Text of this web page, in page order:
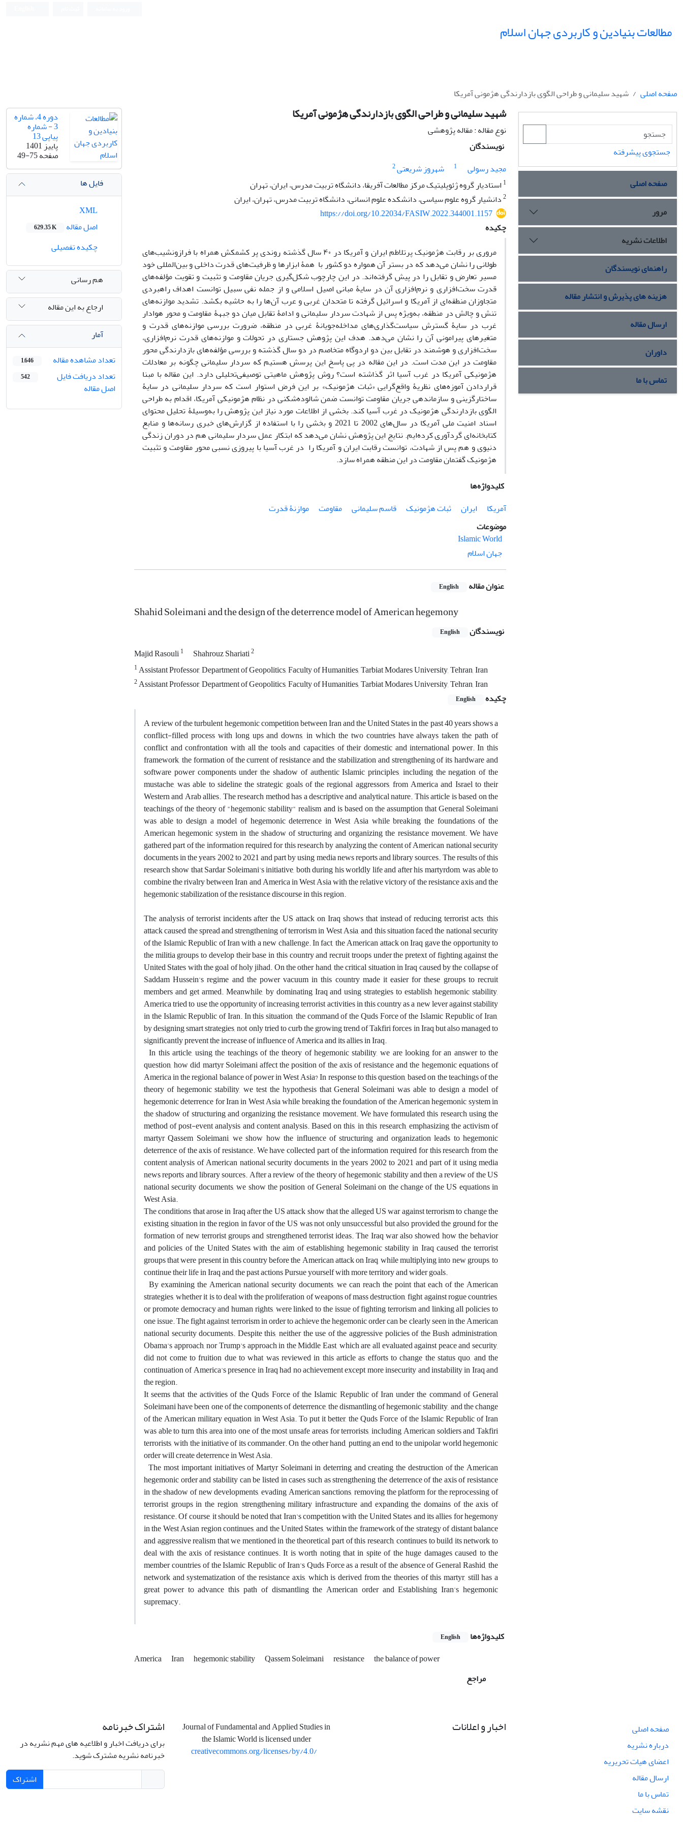
مطالعات بنیادین و کاربردی جهان اسلام
صفحه اصلی شهید سلیمانی و طراحی الگوی بازدارندگی هژمونی آمریکا
شهید سلیمانی و طراحی الگوی بازدارندگی هژمونی آمریکا
نوع مقاله : مقاله پژوهشی
نویسندگان
مجید رسولی
1 شهروز شریعتی2
1 استادیار گروه ژئوپلیتیک مرکز مطالعات آفریقا، دانشگاه تربیت مدرس، ایران، تهران
2دانشیار گروه علوم سیاسی، دانشکده علوم انسانی، دانشگاه تربیت مدرس، تهران، ایران
https://doi.org/10.22034/FASIW.2022.344001.1157
چکیده
مروری بر رقابت هژمونیک پرتلاطم ایران و آمریکا در ۴۰ سال گذشته روندی پر کشمکش همراه با فرازونشیب‌های
طولانی را نشان می‌دهد که در بستر آن همواره دو کشور با همۀ ابزارها و ظرفیت‌های قدرت داخلی و بین‌المللی خود
مسیر تعارض و تقابل را در پیش گرفته‌اند. در این چارچوب شکل‌گیری جریان مقاومت و تثبیت و تقویت مؤلفه‌های
قدرت سخت‌افزاری و نرم‌افزاری آن در سایۀ مبانی اصیل اسلامی و از جمله نفی سبیل توانست اهداف راهبردی
متجاوزان منطقه‌ای از آمریکا و اسرائیل گرفته تا متحدان غربی و عرب آن‌ها را به حاشیه بکشد. تشدید موازنه‌های
تنش و چالش در منطقه، به‌ویژه پس از شهادت سردار سلیمانی و ادامۀ تقابل میان دو جبهۀ مقاومت و محور هوادار
غرب در سایۀ گسترش سیاست‌گذاری‌های مداخله‌جویانۀ غربی در منطقه، ضرورت بررسی موازنه‌های قدرت و
متغیرهای پیرامونی آن را نشان می‌دهد. هدف این پژوهش جستاری در تحولات و موازنه‌های قدرت نرم‌افزاری،
سخت‌افزاری و هوشمند در تقابل بین دو اردوگاه متخاصم در دو سال گذشته و بررسی مؤلفه‌های بازدارندگی محور
مقاومت در این مدت است. در این مقاله در پی پاسخ این پرسش هستیم که سردار سلیمانی چگونه بر معادلات
هژمونیکی آمریکا در غرب آسیا اثر گذاشته است؟ روش پژوهش ماهیتی توصیفی‌تحلیلی دارد. این مقاله با مبنا
قراردادن آموزه‌های نظریۀ واقع‌گرایی «ثبات هژمونیک» بر این فرض استوار است که سردار سلیمانی در سایۀ
ساختارگزینی و سازماندهی جریان مقاومت توانست ضمن شالوده‌شکنی در نظام هژمونیکی آمریکا، اقدام به طراحی
الگوی بازدارندگی هژمونیک در غرب آسیا کند. بخشی از اطلاعات مورد نیاز این پژوهش را به‌وسیلۀ تحلیل محتوای
اسناد امنیت ملی آمریکا در سال‌های 2002 تا 2021 و بخشی را با استفاده از گزارش‌های خبری رسانه‌ها و منابع
کتابخانه‌ای گردآوری کرده‌ایم. نتایج این پژوهش نشان می‌دهد که ابتکار عمل سردار سلیمانی هم در دوران زندگی
دنیوی و هم پس از شهادت، توانست رقابت ایران و آمریکا را در غرب آسیا با پیروزی نسبی محور مقاومت و تثبیت
هژمونیک گفتمان مقاومت در این منطقه همراه سازد.
کلیدواژه‌ها
آمریکا
ایران ثبات هژمونیک قاسم سلیمانی مقاومت
موازنۀ قدرت
موضوعات
Islamic World
جهان اسلام
عنوان مقاله English
Shahid Soleimani and the design of the deterrence model of American hegemony
نویسندگان English
Majid Rasouli1 Shahrouz Shariati2
1Assistant Professor, Department of Geopolitics, Faculty of Humanities, Tarbiat Modares University, Tehran, Iran
2Assistant Professor, Department of Geopolitics, Faculty of Humanities, Tarbiat Modares University, Tehran, Iran
چکیده
English
A review of the turbulent hegemonic competition between Iran and the United States in the past 40 years shows a
conflict-filled process with long ups and downs, in which the two countries have always taken the path of
conflict and confrontation with all the tools and capacities of their domestic and international power. In this
framework, the formation of the current of resistance and the stabilization and strengthening of its hardware and
software power components under the shadow of authentic Islamic principles, including the negation of the
mustache, was able to sideline the strategic goals of the regional aggressors, from America and Israel to their
Western and Arab allies. The research method has a descriptive and analytical nature. This article is based on the
teachings of the theory of "hegemonic stability" realism and is based on the assumption that General Soleimani
was able to design a model of hegemonic deterrence in West Asia while breaking the foundations of the
American hegemonic system in the shadow of structuring and organizing the resistance movement. We have
gathered part of the information required for this research by analyzing the content of American national security
documents in the years 2002 to 2021 and part by using media news reports and library sources. The results of this
research show that Sardar Soleimani's initiative, both during his worldly life and after his martyrdom, was able to
combine the rivalry between Iran and America in West Asia with the relative victory of the resistance axis and the
hegemonic stabilization of the resistance discourse in this region.
The analysis of terrorist incidents after the US attack on Iraq shows that instead of reducing terrorist acts, this
attack caused the spread and strengthening of terrorism in West Asia, and this situation faced the national security
of the Islamic Republic of Iran with a new challenge. In fact, the American attack on Iraq gave the opportunity to
the militia groups to develop their base in this country and recruit troops under the pretext of fighting against the
United States with the goal of holy jihad. On the other hand, the critical situation in Iraq caused by the collapse of
Saddam Hussein's regime and the power vacuum in this country made it easier for these groups to recruit
members and get armed. Meanwhile, by dominating Iraq and using strategies to establish hegemonic stability,
America tried to use the opportunity of increasing terrorist activities in this country as a new lever against stability
in the Islamic Republic of Iran. In this situation, the command of the Quds Force of the Islamic Republic of Iran,
by designing smart strategies, not only tried to curb the growing trend of Takfiri forces in Iraq but also managed to
significantly prevent the increase of influence of America and its allies in Iraq.
In this article, using the teachings of the theory of hegemonic stability, we are looking for an answer to the
question, how did martyr Soleimani affect the position of the axis of resistance and the hegemonic equations of
America in the regional balance of power in West Asia? In response to this question, based on the teachings of the
theory of hegemonic stability, we test the hypothesis that General Soleimani was able to design a model of
hegemonic deterrence for Iran in West Asia while breaking the foundation of the American hegemonic system in
the shadow of structuring and organizing the resistance movement. We have formulated this research using the
method of post-event analysis and content analysis. Based on this, in this research, emphasizing the activism of
martyr Qassem Soleimani, we show how the influence of structuring and organization leads to hegemonic
deterrence of the axis of resistance. We have collected part of the information required for this research from the
content analysis of American national security documents in the years 2002 to 2021 and part of it using media
news reports and library sources. After a review of the theory of hegemonic stability and then a review of the US
national security documents, we show the position of General Soleimani on the change of the US equations in
West Asia.
The conditions that arose in Iraq after the US attack show that the alleged US war against terrorism to change the
existing situation in the region in favor of the US was not only unsuccessful but also provided the ground for the
formation of new terrorist groups and strengthened terrorist ideas. The Iraq war also showed how the behavior
and policies of the United States with the aim of establishing hegemonic stability in Iraq caused the terrorist
groups that were present in this country before the American attack on Iraq, while multiplying into new groups, to
continue their life in Iraq and the past actions Pursue yourself with more territory and wider goals.
By examining the American national security documents, we can reach the point that each of the American
strategies, whether it is to deal with the proliferation of weapons of mass destruction, fight against rogue countries,
or promote democracy and human rights, were linked to the issue of fighting terrorism and linking all policies to
one issue. The fight against terrorism in order to achieve the hegemonic order can be clearly seen in the American
national security documents. Despite this, neither the use of the aggressive policies of the Bush administration,
Obama's approach, nor Trump's approach in the Middle East, which are all evaluated against peace and security,
did not come to fruition due to what was reviewed in this article as efforts to change the status quo, and the
continuation of America's presence in Iraq had no achievement except more insecurity and instability in Iraq and
the region.
It seems that the activities of the Quds Force of the Islamic Republic of Iran under the command of General
Soleimani have been one of the components of deterrence, the dismantling of hegemonic stability, and the change
of the American military equation in West Asia. To put it better, the Quds Force of the Islamic Republic of Iran
was able to turn this area into one of the most unsafe areas for terrorists, including American soldiers and Takfiri
terrorists, with the initiative of its commander. On the other hand, putting an end to the unipolar world hegemonic
order will create deterrence in West Asia.
The most important initiatives of Martyr Soleimani in deterring and creating the destruction of the American
hegemonic order and stability can be listed in cases such as strengthening the deterrence of the axis of resistance
in the shadow of new developments, evading American sanctions, removing the platform for the reprocessing of
terrorist groups in the region, strengthening military infrastructure and expanding the domains of the axis of
resistance. Of course, it should be noted that Iran's competition with the United States and its allies for hegemony
in the West Asian region continues, and the United States, within the framework of the strategy of distant balance
and aggressive realism that we mentioned in the theoretical part of this research, continues to build its network to
deal with the axis of resistance continues. It is worth noting that in spite of the huge damages caused to the
member countries of the Islamic Republic of Iran's Quds Force as a result of the absence of General Rashid, the
network and systematization of the resistance axis, which is derived from the theories of this martyr, still has a
great power to advance this path of dismantling the American order and Establishing Iran's hegemonic
supremacy.
کلیدواژه‌ها English
America Iran hegemonic stability Qassem Soleimani resistance
the balance of power
مراجع
دوره 4، شماره
3 - شماره
پیاپی 13
پاییز 1401
صفحه49-75
فایل ها
اصل مقاله
629.35 K
چکیده تفصیلی
هم رسانی
ارجاع به این مقاله
آمار
تعداد مشاهده مقاله
1,646
تعداد دریافت فایل
اصل مقاله
542
جستجوی پیشرفته
صفحه اصلی
مرور
اطلاعات نشریه
راهنمای نویسندگان
هزینه های پذیرش و انتشار مقاله
ارسال مقاله
داوران
تماس با ما
صفحه اصلی
درباره نشریه
اعضای هیات تحریریه
ارسال مقاله
تماس با ما
نقشه سایت
اخبار و اعلانات
Journal of Fundamental and Applied Studies in
the Islamic World is licensed under
creativecommons.org/licenses/by/4.0/
اشتراک خبرنامه
برای دریافت اخبار و اطلاعیه های مهم نشریه در
خبرنامه نشریه مشترک شوید.
اشتراک